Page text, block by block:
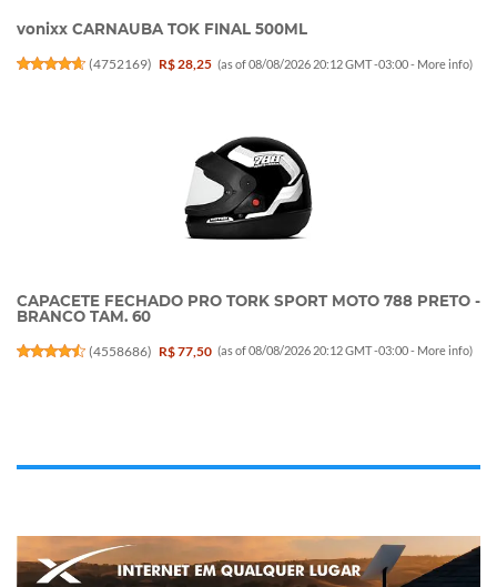
vonixx CARNAUBA TOK FINAL 500ML
(4752169) R$ 28,25 (as of 08/08/2026 20:12 GMT -03:00 - More info)
CAPACETE FECHADO PRO TORK SPORT MOTO 788 PRETO -
BRANCO TAM. 60
(4558686) R$ 77,50 (as of 08/08/2026 20:12 GMT -03:00 - More info)